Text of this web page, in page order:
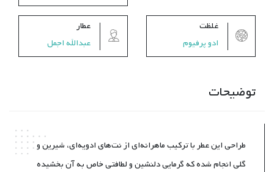
غلظت
ادو پرفیوم
عطار
عبدالله اجمل
توضیحات
طراحی این عطر با ترکیب ماهرانه‌ای از نت‌های ادویه‌ای، شیرین و
گلی انجام شده که گرمایی دلنشین و لطافتی خاص به آن بخشیده